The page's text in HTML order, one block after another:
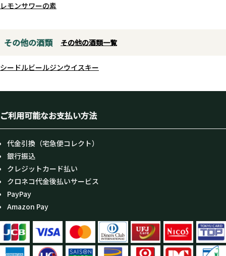
レモンサワーの素
その他の酒類 その他の酒類一覧
シードルビールジンウイスキー
ご利用可能なお支払い方法
代金引換（宅急便コレクト）
銀行振込
クレジットカード払い
クロネコ代金後払いサービス
PayPay
Amazon Pay